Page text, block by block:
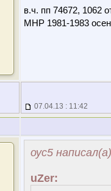
в.ч. пп 74672, 1062
МНР 1981-1983
07.04.13 : 11:42
оус5 написал(а)
uZer: